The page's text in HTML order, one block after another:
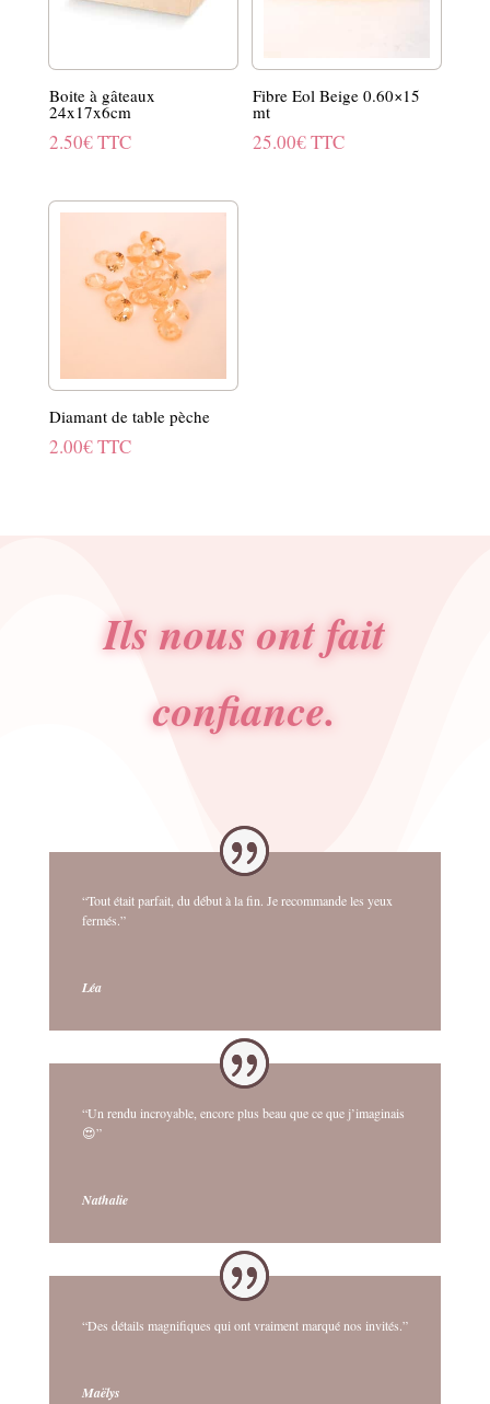
Boite à gâteaux
24x17x6cm
2.50€TTC
Fibre Eol Beige 0.60×15
mt
25.00€TTC
Diamant de table pèche
2.00€TTC
Ils nous ont fait
confiance.
“Tout était parfait, du début à la fin. Je recommande les yeux
fermés.”
Léa
“Un rendu incroyable, encore plus beau que ce que j’imaginais
😍”
Nathalie
“Des détails magnifiques qui ont vraiment marqué nos invités.”
Maëlys